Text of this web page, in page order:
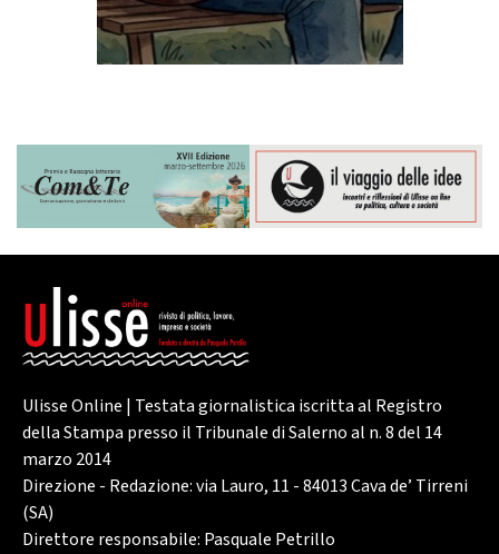
Ulisse Online | Testata giornalistica iscritta al Registro
della Stampa presso il Tribunale di Salerno al n. 8 del 14
marzo 2014
Direzione - Redazione: via Lauro, 11 - 84013 Cava de’ Tirreni
(SA)
Direttore responsabile: Pasquale Petrillo